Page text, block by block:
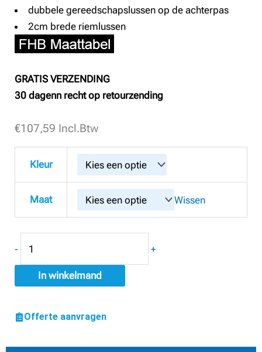
dubbele gereedschapslussen op de achterpas
2cm brede riemlussen
GRATIS VERZENDING
30 dagenn recht op retourzending
€107,59 Incl.Btw
Kleur
Maat Wissen
-
FHB
700111
TORGE
aantal
+
In winkelmand
Offerte aanvragen